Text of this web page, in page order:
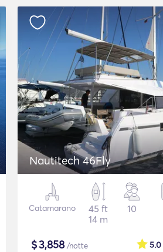
Nautitech 46Fly
Catamarano
45 ft
14 m
10
$3,858/notte 5.0